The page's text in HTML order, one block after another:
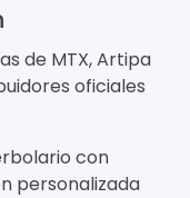
de MTX, Artipa
oficiales
con
personalizada